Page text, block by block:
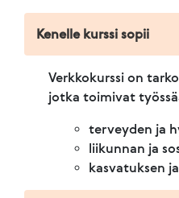
Kenelle kurssi sopii
Verkkokurssi on
jotka toimivat
terveyden ja
liikunnan ja
kasvatuksen